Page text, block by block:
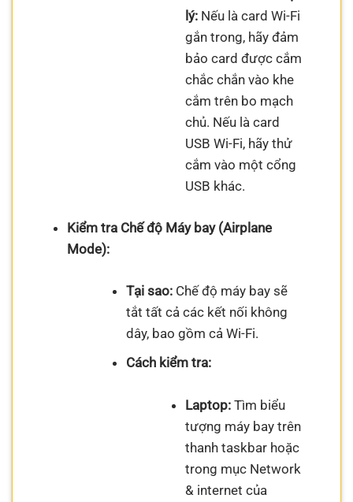
lý:Nếu là card Wi-Fi
gắn trong, hãy đảm
bảo card được cắm
chắc chắn vào khe
cắm trên bo mạch
chủ. Nếu là card
USB Wi-Fi, hãy thử
cắm vào một cổng
USB khác.
Kiểm tra Chế độ Máy bay (Airplane
Mode):
Tại sao:Chế độ máy bay sẽ
tắt tất cả các kết nối không
dây, bao gồm cả Wi-Fi.
Cách kiểm tra:
Laptop:Tìm biểu
tượng máy bay trên
thanh taskbar hoặc
trong mục Network
& internet của